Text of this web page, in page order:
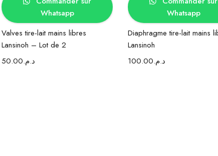
Whatsapp
Valves tire-lait mains libres
Lansinoh – Lot de 2
د.م.50.00
Whatsapp
Diaphragme tire-lait mains
Lansinoh
د.م.100.00